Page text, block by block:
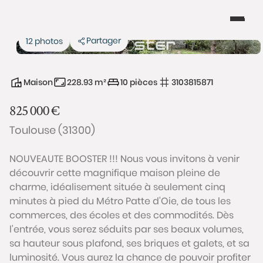
12 photos Partager
Maison 228.93 m² 10 pièces 3103815871
825 000€
Toulouse (31300)
NOUVEAUTE BOOSTER !!! Nous vous invitons à venir
découvrir cette magnifique maison pleine de
charme, idéalisement située à seulement cinq
minutes à pied du Métro Patte d'Oie, de tous les
commerces, des écoles et des commodités. Dès
l'entrée, vous serez séduits par ses beaux volumes,
sa hauteur sous plafond, ses briques et galets, et sa
luminosité. Vous aurez la chance de pouvoir profiter